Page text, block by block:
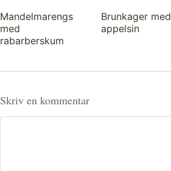
Mandelmarengs
med
rabarberskum
Brunkager med
appelsin
Skriv en kommentar